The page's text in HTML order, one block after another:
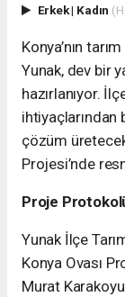
Erkek| Kadın
Konya’nın
Yunak, dev bir
hazırlanıyor.
ihtiyaçlarından
çözüm
Projesi’nde
Proje
Yunak İlçe
Konya Ovası
Murat